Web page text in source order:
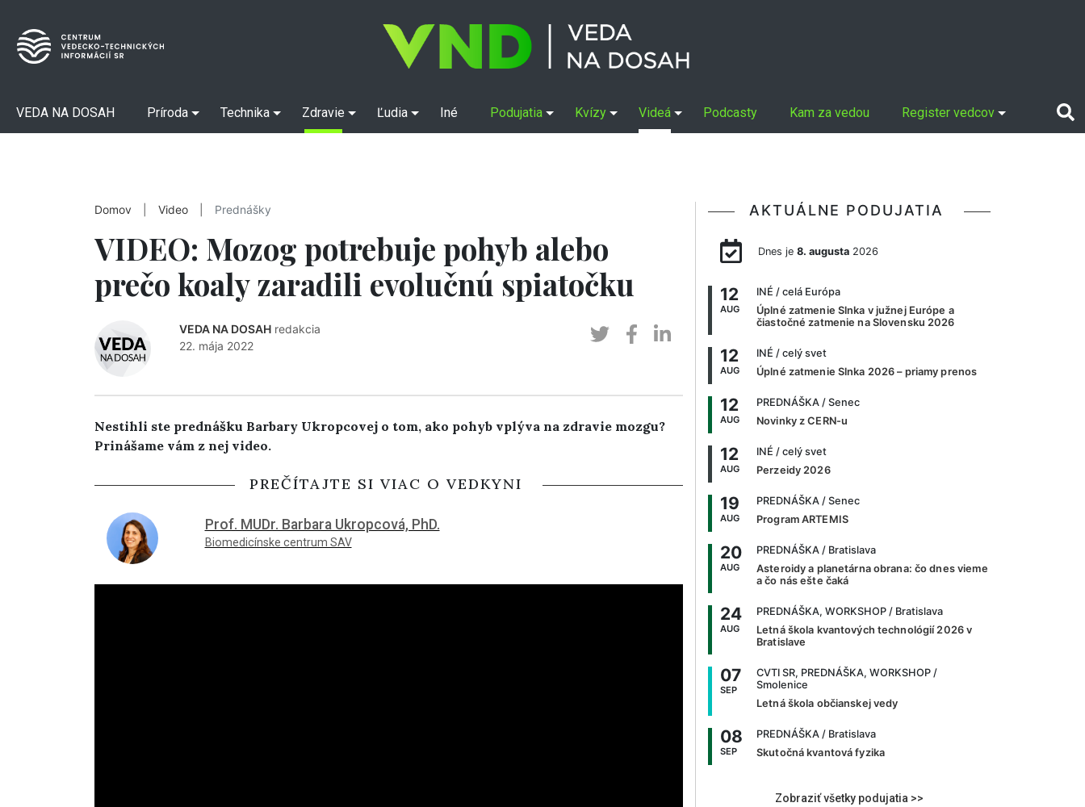
VEDA NA DOSAH Príroda Technika Zdravie Ľudia Iné Podujatia Kvízy Videá Podcasty Kam za vedou Register vedcov
Domov Video Prednášky
VIDEO: Mozog potrebuje pohyb alebo
prečo koaly zaradili evolučnú spiatočku
VEDA NA DOSAH redakcia
22. mája 2022
Nestihli ste prednášku Barbary Ukropcovej o tom, ako pohyb vplýva na zdravie mozgu?
Prinášame vám z nej video.
PREČÍTAJTE SI VIAC O VEDKYNI
Prof. MUDr. Barbara Ukropcová, PhD.
Biomedicínske centrum SAV
AKTUÁLNE PODUJATIA
Dnes je 8. augusta2026
12
AUG
INÉ / celá Európa
Úplné zatmenie Slnka v južnej Európe a
čiastočné zatmenie na Slovensku 2026
12
AUG
INÉ / celý svet
Úplné zatmenie Slnka 2026 – priamy prenos
12
AUG
PREDNÁŠKA / Senec
Novinky z CERN-u
12
AUG
INÉ / celý svet
Perzeidy 2026
19
AUG
PREDNÁŠKA / Senec
Program ARTEMIS
20
AUG
PREDNÁŠKA / Bratislava
Asteroidy a planetárna obrana: čo dnes vieme
a čo nás ešte čaká
24
AUG
PREDNÁŠKA, WORKSHOP / Bratislava
Letná škola kvantových technológií 2026 v
Bratislave
07
SEP
CVTI SR, PREDNÁŠKA, WORKSHOP /
Smolenice
Letná škola občianskej vedy
08
SEP
PREDNÁŠKA / Bratislava
Skutočná kvantová fyzika
Zobraziť všetky podujatia >>